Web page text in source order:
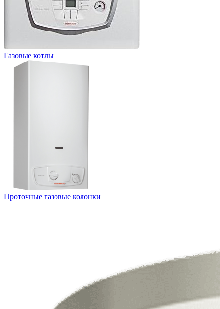
Газовые котлы
Проточные газовые колонки